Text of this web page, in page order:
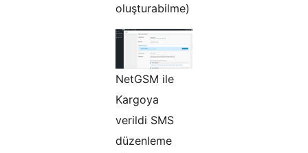
oluşturabilme)
NetGSM ile
Kargoya
verildi SMS
düzenleme